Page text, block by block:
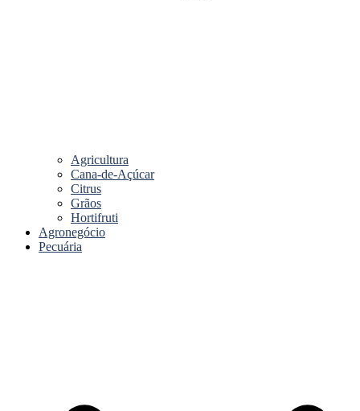
Agricultura
Cana-de-Açúcar
Citrus
Grãos
Hortifruti
Agronegócio
Pecuária